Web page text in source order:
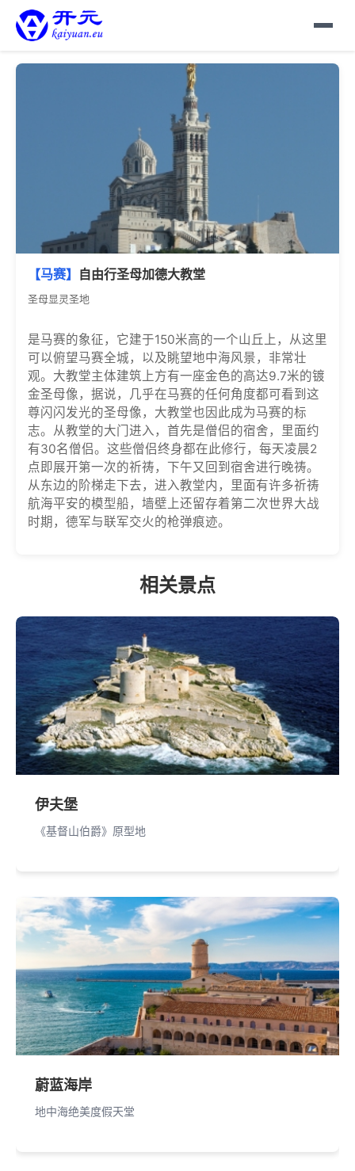
【马赛】 自由行圣母加德大教堂
圣母显灵圣地
是马赛的象征，它建于150米高的一个山丘上，从这里
可以俯望马赛全城，以及眺望地中海风景，非常壮
观。大教堂主体建筑上方有一座金色的高达9.7米的镀
金圣母像，据说，几乎在马赛的任何角度都可看到这
尊闪闪发光的圣母像，大教堂也因此成为马赛的标
志。从教堂的大门进入，首先是僧侣的宿舍，里面约
有30名僧侣。这些僧侣终身都在此修行，每天凌晨2
点即展开第一次的祈祷，下午又回到宿舍进行晚祷。
从东边的阶梯走下去，进入教堂内，里面有许多祈祷
航海平安的模型船，墙壁上还留存着第二次世界大战
时期，德军与联军交火的枪弹痕迹。
相关景点
伊夫堡
《基督山伯爵》原型地
蔚蓝海岸
地中海绝美度假天堂